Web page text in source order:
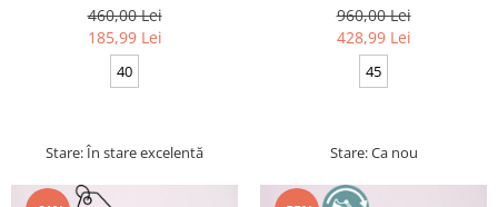
460,00 Lei
185,99 Lei
40
Stare: În stare excelentă
960,00 Lei
428,99 Lei
45
Stare: Ca nou